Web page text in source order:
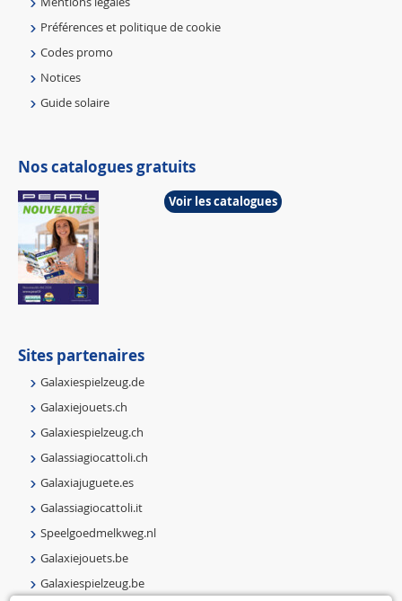
Préférences et politique de cookie
Codes promo
Notices
Guide solaire
Nos catalogues gratuits
Voir les catalogues
Sites partenaires
Galaxiespielzeug.de
Galaxiejouets.ch
Galaxiespielzeug.ch
Galassiagiocattoli.ch
Galaxiajuguete.es
Galassiagiocattoli.it
Speelgoedmelkweg.nl
Galaxiejouets.be
Galaxiespielzeug.be